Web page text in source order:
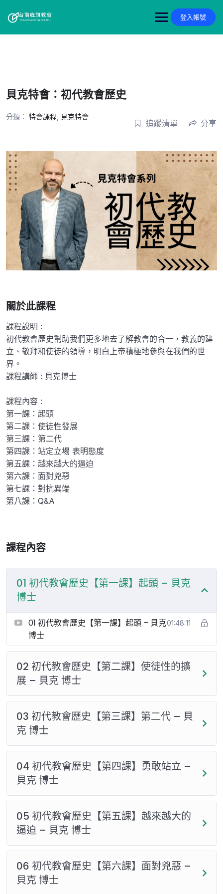
content
登入帳號
貝克特會：初代教會歷史
分類： 特會課程 見克特會
追蹤清單 分享
關於此課程
課程說明 :
初代教會歷史幫助我們更多地去了解教會的合一，教義的建
立、敬拜和使徒的領導，明白上帝積極地參與在我們的世
界。
課程講師 : 貝克博士
課程內容 :
第一課：起頭
第二課：使徒性發展
第三課：第二代
第四課：站定立場 表明態度
第五課：越來越大的逼迫
第六課：面對兇惡
第七課：對抗異端
第八課：Q&A
課程內容
01 初代教會歷史【第一課】起頭 – 貝克
博士
01 初代教會歷史【第一課】起頭 – 貝克
博士
01:48:11
02 初代教會歷史【第二課】使徒性的擴
展 – 貝克 博士
03 初代教會歷史【第三課】第二代 – 貝
克 博士
04 初代教會歷史【第四課】勇敢站立 –
貝克 博士
05 初代教會歷史【第五課】越來越大的
逼迫 – 貝克 博士
06 初代教會歷史【第六課】面對兇惡 –
貝克 博士